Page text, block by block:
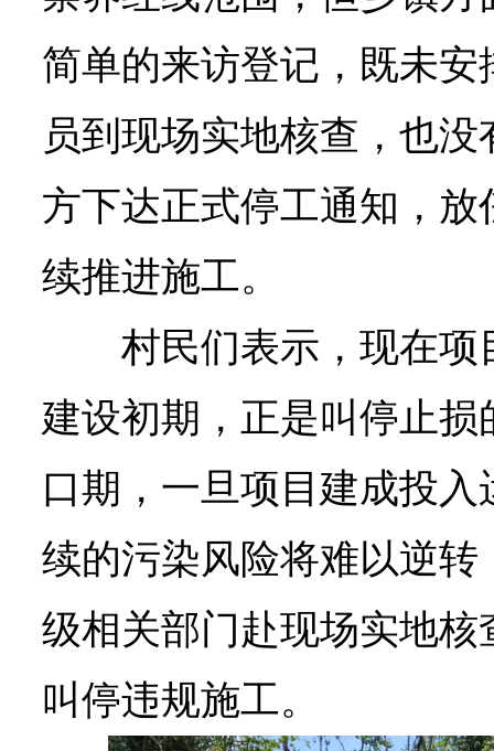
简单的来访登记，既未安
员到现场实地核查，也没
方下达正式停工通知，放
续推进施工。
村民们表示，现在项
建设初期，正是叫停止损
口期，一旦项目建成投入
续的污染风险将难以逆转
级相关部门赴现场实地核
叫停违规施工。